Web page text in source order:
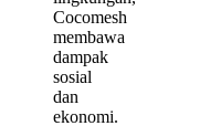
Cocomesh
membawa
dampak
sosial
dan
ekonomi.